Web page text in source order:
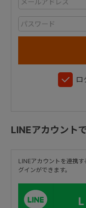
ロ
LINEアカウント
LINEアカウントを連携
グインができます。